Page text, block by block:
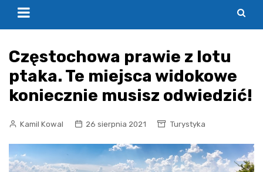
Częstochowa prawie z lotu
ptaka. Te miejsca widokowe
koniecznie musisz odwiedzić!
Kamil Kowal 26 sierpnia 2021 Turystyka